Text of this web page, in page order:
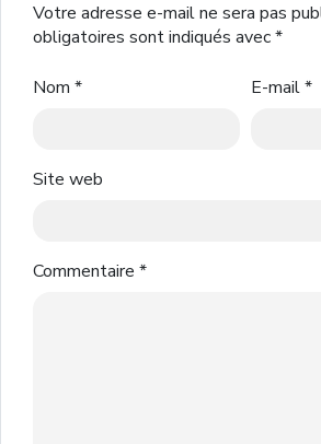
Votre adresse e-mail ne sera pas
obligatoires sont indiqués avec*
Nom * E-mail*
Site web
Commentaire *